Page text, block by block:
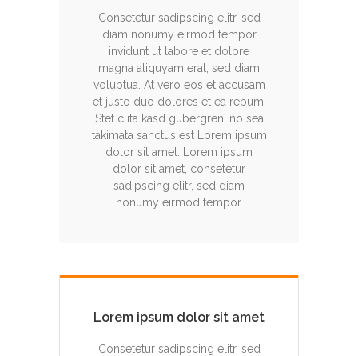
Consetetur sadipscing elitr, sed
diam nonumy eirmod tempor
invidunt ut labore et dolore
magna aliquyam erat, sed diam
voluptua. At vero eos et accusam
et justo duo dolores et ea rebum.
Stet clita kasd gubergren, no sea
takimata sanctus est Lorem ipsum
dolor sit amet. Lorem ipsum
dolor sit amet, consetetur
sadipscing elitr, sed diam
nonumy eirmod tempor.
Lorem ipsum dolor sit amet
Consetetur sadipscing elitr, sed